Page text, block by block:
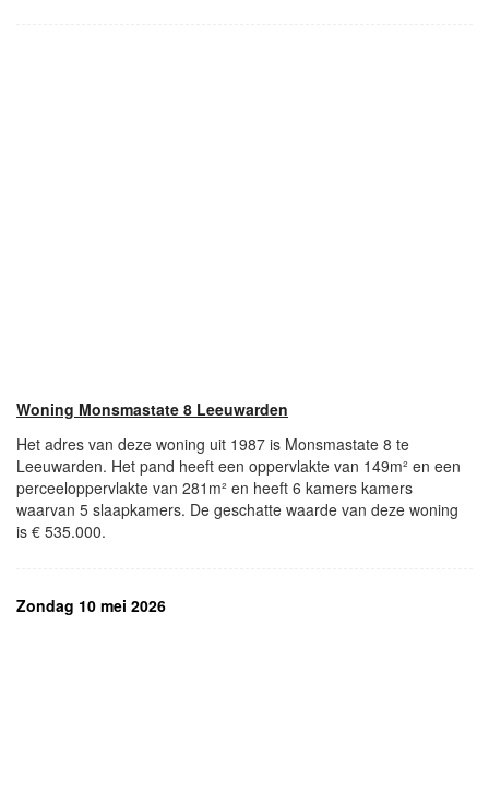
Woning Monsmastate 8 Leeuwarden
Het adres van deze woning uit 1987 is Monsmastate 8 te
Leeuwarden. Het pand heeft een oppervlakte van 149m² en een
perceeloppervlakte van 281m² en heeft 6 kamers kamers
waarvan 5 slaapkamers. De geschatte waarde van deze woning
is € 535.000.
Zondag 10 mei 2026